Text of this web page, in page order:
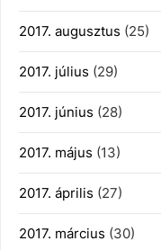
2017. augusztus (25)
2017. július (29)
2017. június (28)
2017. május (13)
2017. április (27)
2017. március (30)